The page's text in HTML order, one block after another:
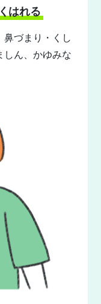
はれる
鼻づまり・くし
しん、かゆみな